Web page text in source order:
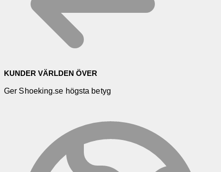
KUNDER VÄRLDEN ÖVER
Ger Shoeking.se högsta betyg